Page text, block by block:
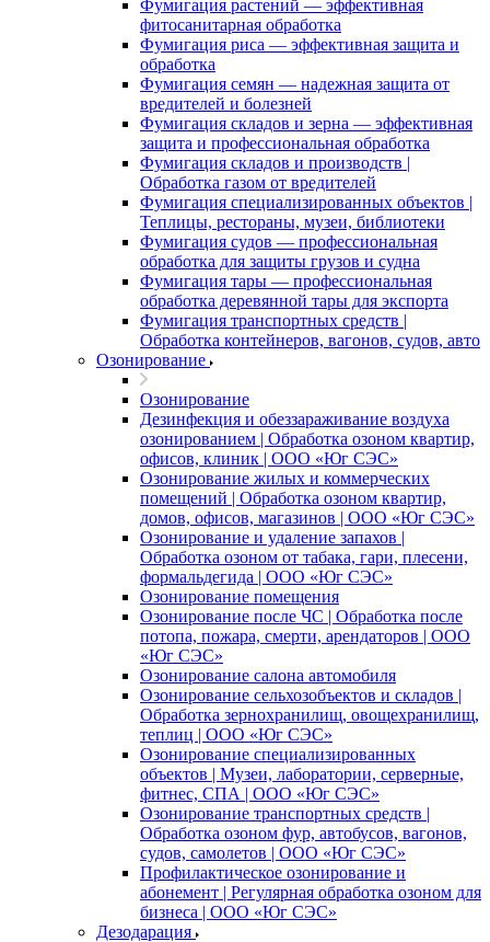
Фумигация растений — эффективная
фитосанитарная обработка
Фумигация риса — эффективная защита и
обработка
Фумигация семян — надежная защита от
вредителей и болезней
Фумигация складов и зерна — эффективная
защита и профессиональная обработка
Фумигация складов и производств |
Обработка газом от вредителей
Фумигация специализированных объектов |
Теплицы, рестораны, музеи, библиотеки
Фумигация судов — профессиональная
обработка для защиты грузов и судна
Фумигация тары — профессиональная
обработка деревянной тары для экспорта
Фумигация транспортных средств |
Обработка контейнеров, вагонов, судов, авто
Озонирование
Озонирование
Дезинфекция и обеззараживание воздуха
озонированием | Обработка озоном квартир,
офисов, клиник | ООО «Юг СЭС»
Озонирование жилых и коммерческих
помещений | Обработка озоном квартир,
домов, офисов, магазинов | ООО «Юг СЭС»
Озонирование и удаление запахов |
Обработка озоном от табака, гари, плесени,
формальдегида | ООО «Юг СЭС»
Озонирование помещения
Озонирование после ЧС | Обработка после
потопа, пожара, смерти, арендаторов | ООО
«Юг СЭС»
Озонирование салона автомобиля
Озонирование сельхозобъектов и складов |
Обработка зернохранилищ, овощехранилищ,
теплиц | ООО «Юг СЭС»
Озонирование специализированных
объектов | Музеи, лаборатории, серверные,
фитнес, СПА | ООО «Юг СЭС»
Озонирование транспортных средств |
Обработка озоном фур, автобусов, вагонов,
судов, самолетов | ООО «Юг СЭС»
Профилактическое озонирование и
абонемент | Регулярная обработка озоном для
бизнеса | ООО «Юг СЭС»
Дезодарация